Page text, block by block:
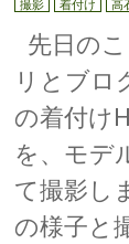
撮影 着付け 高
先日の
リとブロ
の着付け
を、モデ
て撮影し
の様子と